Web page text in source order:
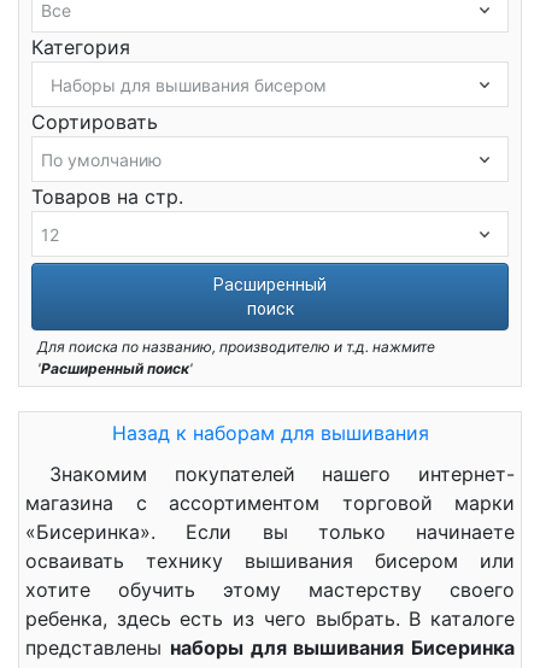
Категория
Сортировать
Товаров на стр.
Расширенный
поиск
Для поиска по названию, производителю и т.д. нажмите
'Расширенный поиск'
Назад к наборам для вышивания
Знакомим покупателей нашего интернет-
магазина с ассортиментом торговой марки
«Бисеринка». Если вы только начинаете
осваивать технику вышивания бисером или
хотите обучить этому мастерству своего
ребенка, здесь есть из чего выбрать. В каталоге
представлены наборы для вышивания Бисеринка